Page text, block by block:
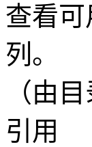
查看可
列。
（由
引用